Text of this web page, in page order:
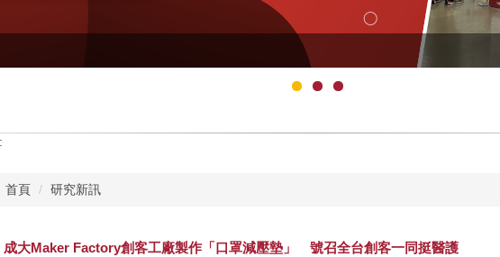
首頁 研究新訊
成大Maker Factory創客工廠製作「口罩減壓墊」 號召全台創客一同挺醫護